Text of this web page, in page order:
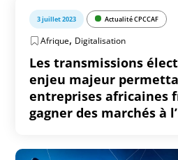
3 juillet 2023 Actualité CPCCAF
Afrique, Digitalisation
Les transmissions
enjeu majeur
entreprises africaines
gagner des marchés à